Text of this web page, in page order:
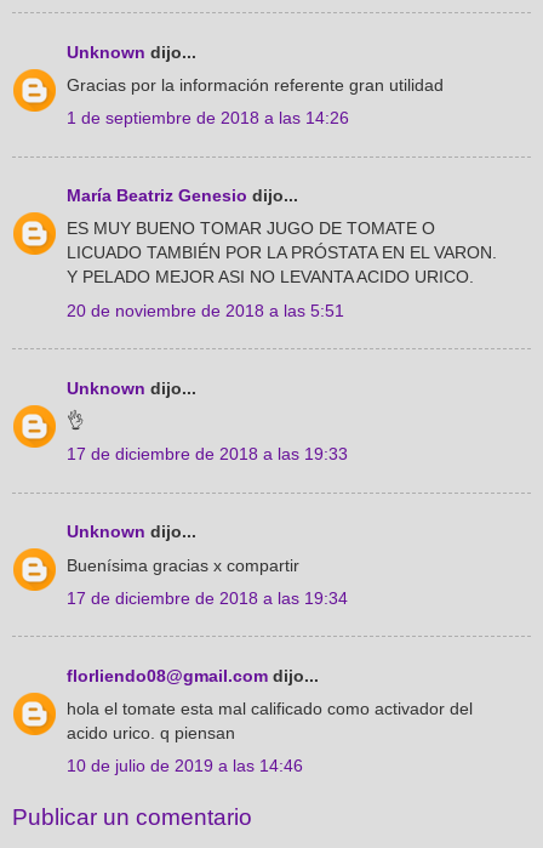
Unknown dijo...
Gracias por la información referente gran utilidad
1 de septiembre de 2018 a las 14:26
María Beatriz Genesio dijo...
ES MUY BUENO TOMAR JUGO DE TOMATE O
LICUADO TAMBIÉN POR LA PRÓSTATA EN EL VARON.
Y PELADO MEJOR ASI NO LEVANTA ACIDO URICO.
20 de noviembre de 2018 a las 5:51
Unknown dijo...
👌
17 de diciembre de 2018 a las 19:33
Unknown dijo...
Buenísima gracias x compartir
17 de diciembre de 2018 a las 19:34
florliendo08@gmail.com dijo...
hola el tomate esta mal calificado como activador del
acido urico. q piensan
10 de julio de 2019 a las 14:46
Publicar un comentario